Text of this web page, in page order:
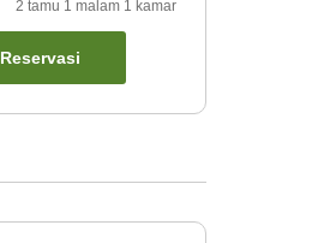
2 tamu 1 malam 1 kamar
Reservasi